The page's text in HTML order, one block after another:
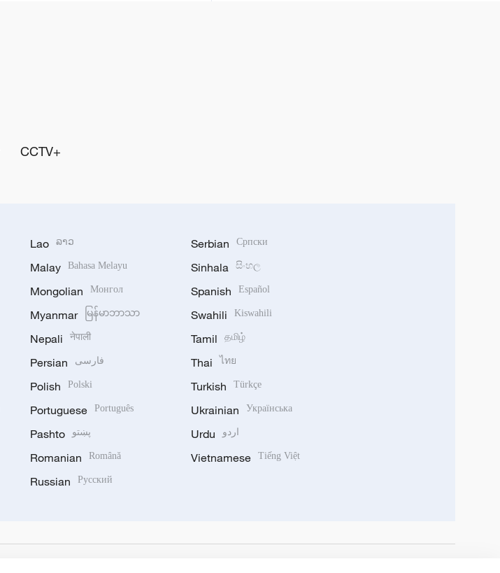
CCTV+
Lao ລາວ
Malay Bahasa Melayu
Mongolian Монгол
Myanmar မြန်မာဘာသာ
Nepali नेपाली
Persian فارسی
Polish Polski
Portuguese Português
Pashto پښتو
Romanian Română
Russian Русский
Serbian Српски
Sinhala සිංහල
Spanish Español
Swahili Kiswahili
Tamil தமிழ்
Thai ไทย
Turkish Türkçe
Ukrainian Українська
Urdu اردو
Vietnamese Tiếng Việt